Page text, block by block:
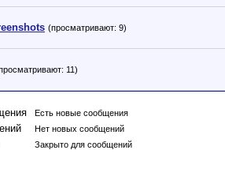
(просматривают: 9)
11)
Есть новые сообщения
Нет новых сообщений
Закрыто для сообщений